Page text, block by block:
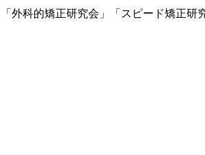
外科的矯正研究会」「スピード矯正